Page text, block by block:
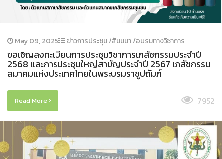
May 09, 2025 ข่าวการประชุม /สัมมนา /อบรมทางวิชาการ
ขอเชิญลงทะเบียนการประชุมวิชาการเภสัชกรรมประจำปี
2568 และการประชุมใหญ่สามัญประจำปี 2567 เภสัชกรรม
สมาคมแห่งประเทศไทยในพระบรมราชูปถัมภ์
Read More 7952